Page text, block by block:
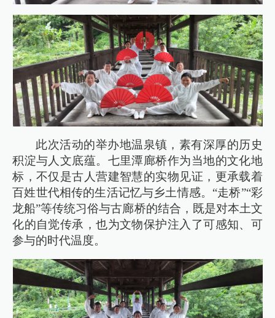
此次活动的举办地温泉镇，素有深厚的历史
积淀与人文底蕴。七里潭廊桥作为当地的文化地
标，不仅是古人营建智慧的实物见证，更承载着
百姓世代相传的生活记忆与乡土情感。“走桥”“彩
龙船”等传统习俗与古廊桥的结合，既是对本土文
化的自觉传承，也为文物保护注入了可感知、可
参与的时代温度。